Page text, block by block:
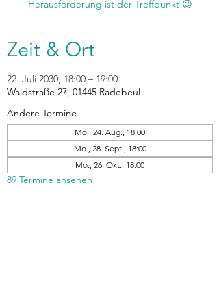
Zeit & Ort
22. Juli 2030, 18:00 – 19:00
Waldstraße 27, 01445 Radebeul
Andere Termine
Mo., 24. Aug., 18:00
Mo., 28. Sept., 18:00
Mo., 26. Okt., 18:00
89 Termine ansehen